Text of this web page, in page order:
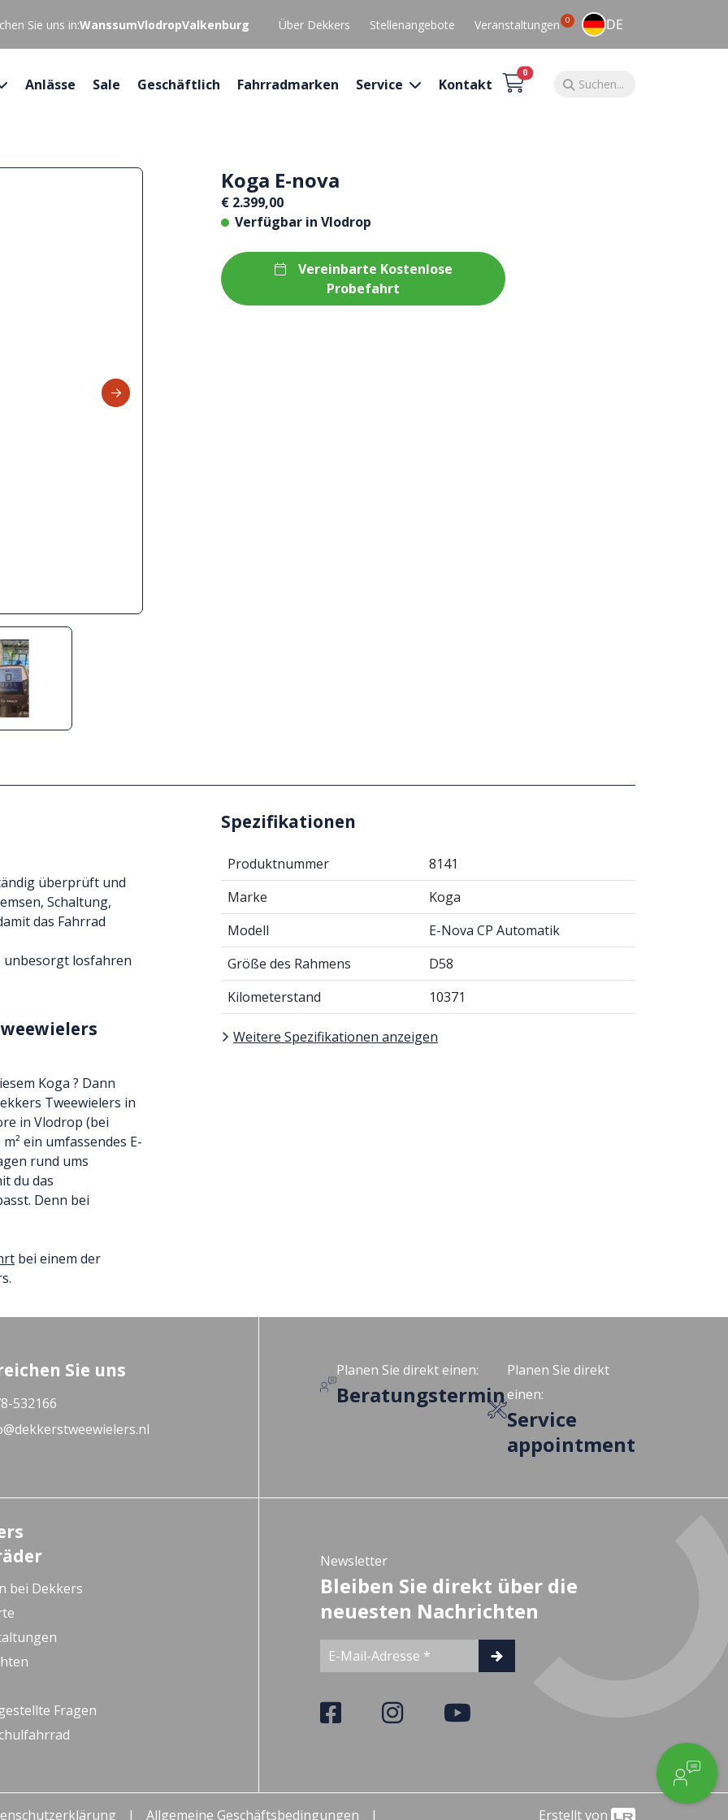
Sie uns in:WanssumVlodropValkenburg Über Dekkers Stellenangebote Veranstaltungen 0 DE
Anlässe Sale Geschäftlich Fahrradmarken Service Kontakt
0
Koga E-nova
€ 2.399,00
Verfügbar in Vlodrop
Vereinbarte Kostenlose
Probefahrt
überprüft und
Schaltung,
das Fahrrad
unbesorgt losfahren
Koga ? Dann
Tweewielers in
in Vlodrop (bei
ein umfassendes E-
rund ums
du das
Denn bei
bei einem der
Spezifikationen
Produktnummer
8141
Marke
Koga
Modell
E-Nova CP Automatik
Größe des Rahmens
D58
Kilometerstand
10371
Weitere Spezifikationen anzeigen
Sie uns
532166
Planen Sie direkt einen:
Beratungstermin
Planen Sie direkt
einen:
Service
appointment
bei Dekkers
Fragen
Newsletter
Bleiben Sie direkt über die
neuesten Nachrichten
Allgemeine Geschäftsbedingungen Erstellt von